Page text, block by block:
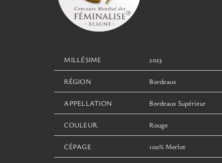
MILLÉSIME 2023
RÉGION Bordeaux
APPELLATION Bordeaux Supérieur
COULEUR Rouge
CÉPAGE 100% Merlot